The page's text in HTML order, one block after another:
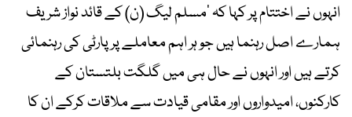
انہوں نے اختتام پر کہا کہ ’مسلم لیگ (ن) کے قائد نواز شریف
ہمارے اصل رہنما ہیں جو ہر اہم معاملے پر پارٹی کی رہنمائی
کرتے ہیں اور انہوں نے حال ہی میں گلگت بلتستان کے
کارکنوں، امیدواروں اور مقامی قیادت سے ملاقات کرکے ان کا